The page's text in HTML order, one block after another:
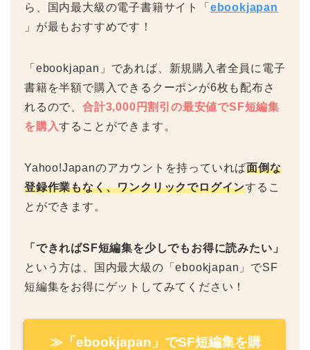
ら、国内最大級の電子書籍サイト「 ebookjapan
」が最もおすすめです！
「ebookjapan」であれば、新規購入者全員に電子
書籍を半額で購入できるクーポンが6枚も配布さ
れるので、 合計3,000円割引の最安値でSF短編集
を購入することができます。
Yahoo!Japanのアカウントを持っていれば面倒な
登録作業もなく、ワンクリックでログインするこ
とができます。
「できればSF短編集を少しでもお得に読みたい」
という方は、国内最大級の「ebookjapan」でSF
短編集をお得にゲットしてみてください！
≫「ebookjapan」でSF短編集を購